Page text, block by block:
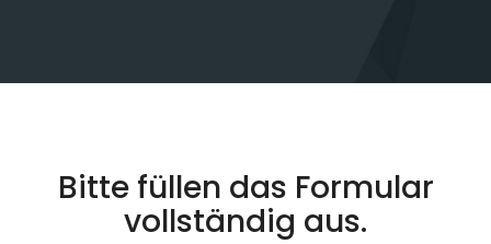
Bitte füllen das Formular
vollständig aus.